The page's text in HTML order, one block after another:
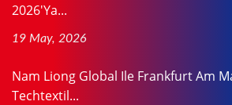
2026'ya...
19 May, 2026
Nam Liong Global Ile Frankfurt Am
Techtextil...